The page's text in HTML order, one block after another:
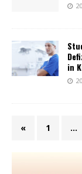
in
« 1 …